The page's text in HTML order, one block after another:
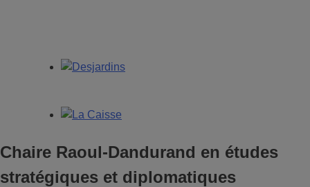
Chaire Raoul-Dandurand en études
stratégiques et diplomatiques